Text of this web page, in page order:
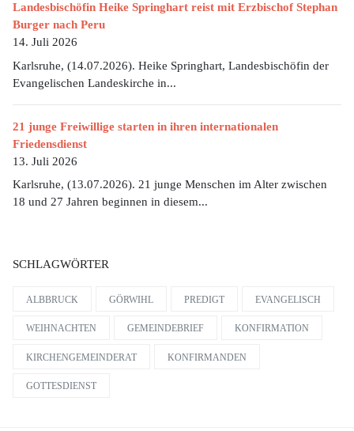
Landesbischöfin Heike Springhart reist mit Erzbischof Stephan
Burger nach Peru
14. Juli 2026
Karlsruhe, (14.07.2026). Heike Springhart, Landesbischöfin der
Evangelischen Landeskirche in...
21 junge Freiwillige starten in ihren internationalen
Friedensdienst
13. Juli 2026
Karlsruhe, (13.07.2026). 21 junge Menschen im Alter zwischen
18 und 27 Jahren beginnen in diesem...
SCHLAGWÖRTER
ALBBRUCK GÖRWIHL PREDIGT EVANGELISCH
WEIHNACHTEN GEMEINDEBRIEF KONFIRMATION
KIRCHENGEMEINDERAT KONFIRMANDEN
GOTTESDIENST